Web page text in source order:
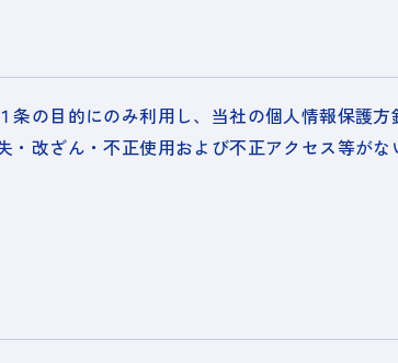
条の目的にのみ利用し、当社の個人情報保護
改ざん・不正使用および不正アクセス等が